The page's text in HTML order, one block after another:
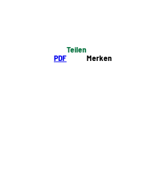
PDF
Teilen
Merken